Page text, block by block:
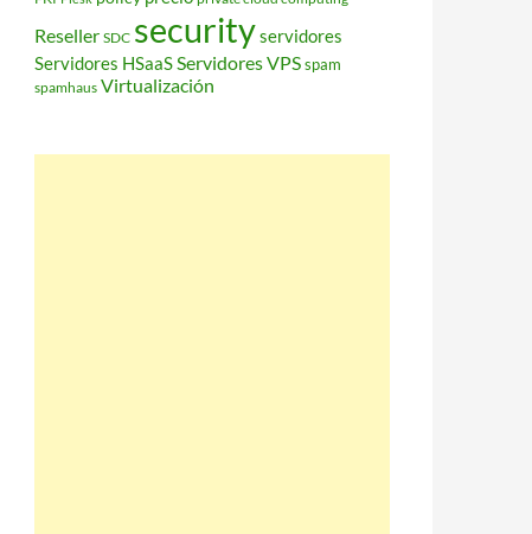
Reseller SDC securityservidores
Servidores HSaaSServidores VPSspam
spamhaus Virtualización